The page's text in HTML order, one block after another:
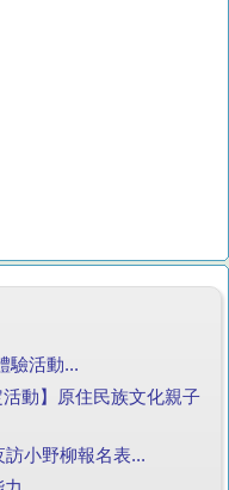
驗活動...
動】原住民族文化親子
小野柳報名表...